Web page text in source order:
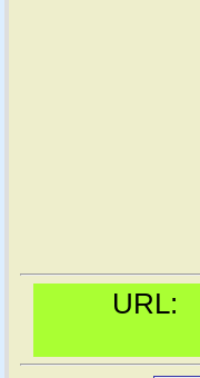
URL: